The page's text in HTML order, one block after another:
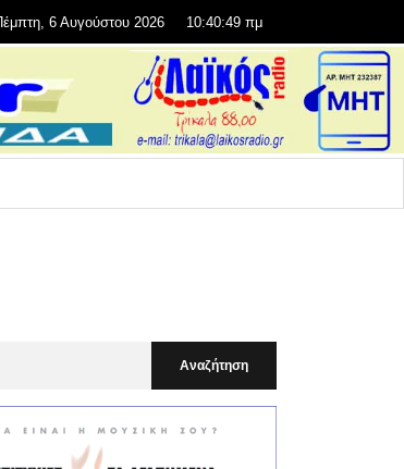
Πέμπτη, 6 Αυγούστου 2026 10:40:50 πμ